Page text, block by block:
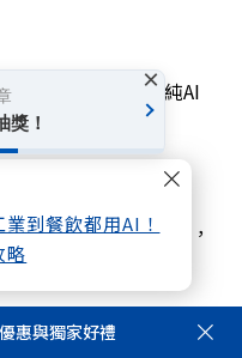
到餐飲都用AI！
略
萬大關！「台股最純AI
下半年需求續強
奇：效率只是入場券，
共創
惠與獨家好禮
獎！
×